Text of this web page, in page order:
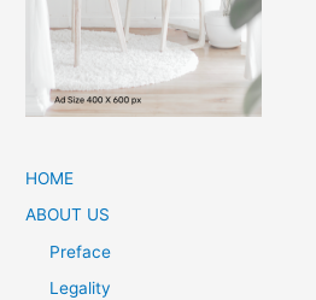
HOME
ABOUT US
Preface
Legality